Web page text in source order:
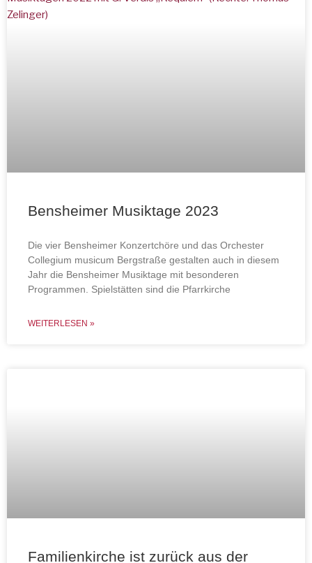
Bensheimer Musiktage 2023
Die vier Bensheimer Konzertchöre und das Orchester
Collegium musicum Bergstraße gestalten auch in diesem
Jahr die Bensheimer Musiktage mit besonderen
Programmen. Spielstätten sind die Pfarrkirche
WEITERLESEN »
Familienkirche ist zurück aus der